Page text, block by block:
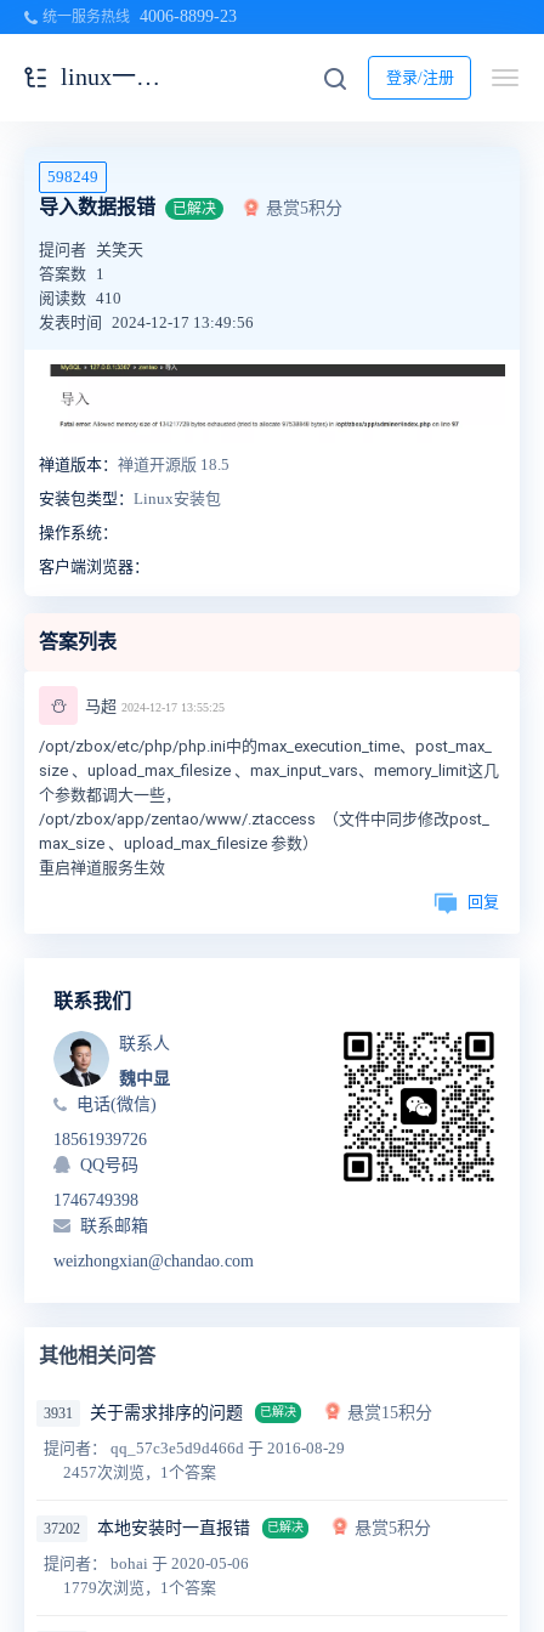
统一服务热线 4006-8899-23
登录/注册
linux一键安装包
598249
导入数据报错 已解决 悬赏5积分
提问者 关笑天
答案数 1
阅读数 410
发表时间
2024-12-17 13:49:56
禅道版本： 禅道开源版 18.5
安装包类型： Linux安装包
操作系统：
客户端浏览器：
答案列表
⛄ 马超 2024-12-17 13:55:25
/opt/zbox/etc/php/php.ini中的max_execution_time、post_max_
size 、upload_max_filesize 、max_input_vars、memory_limit这几
个参数都调大一些，
/opt/zbox/app/zentao/www/.ztaccess （文件中同步修改post_
max_size 、upload_max_filesize 参数）
重启禅道服务生效
回复
联系我们
联系人
魏中显
电话(微信)
18561939726
QQ号码
1746749398
联系邮箱
weizhongxian@chandao.com
其他相关问答
3931 关于需求排序的问题 已解决
悬赏15积分
提问者： qq_57c3e5d9d466d 于 2016-08-29
2457次浏览，1个答案
37202 本地安装时一直报错 已解决
悬赏5积分
提问者： bohai 于 2020-05-06
1779次浏览，1个答案